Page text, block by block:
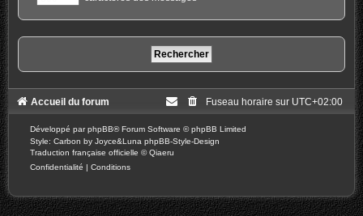
Accueil du forum Fuseau horaire sur UTC+02:00
Développé parphpBB® Forum Software © phpBB Limited
Style: Carbon by Joyce&Luna phpBB-Style-Design
Traduction française officielle ©Qiaeru
Confidentialité | Conditions